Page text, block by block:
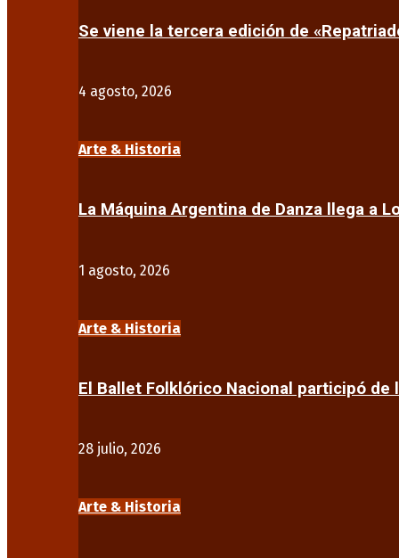
Se viene la tercera edición de
4 agosto, 2026
Arte & Historia
La Máquina Argentina de Danza llega a
1 agosto, 2026
Arte & Historia
El Ballet Folklórico Nacional participó de
28 julio, 2026
Arte & Historia